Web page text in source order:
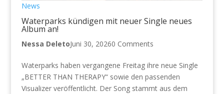
News
Waterparks kündigen mit neuer Single neues
Album an!
Nessa DeletoJuni 30, 20260 Comments
Waterparks haben vergangene Freitag ihre neue Single
„BETTER THAN THERAPY“ sowie den passenden
Visualizer veröffentlicht. Der Song stammt aus dem